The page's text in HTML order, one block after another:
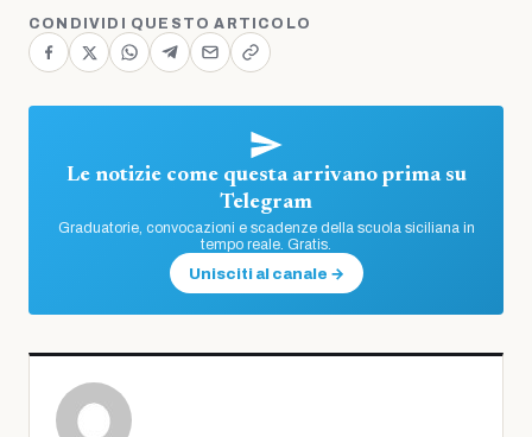
CONDIVIDI QUESTO ARTICOLO
Le notizie come questa arrivano prima su
Telegram
Graduatorie, convocazioni e scadenze della scuola siciliana in
tempo reale. Gratis.
Unisciti al canale →